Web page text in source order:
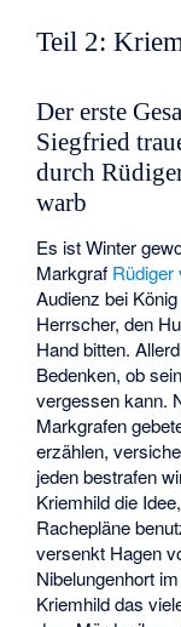
Teil 2:
Der erste
Siegfried
durch
warb
Es ist Winter
Markgraf Rüdiger
Audienz bei
Herrscher, den
Hand bitten.
Bedenken, ob
vergessen kann.
Markgrafen
erzählen,
jeden bestrafen
Kriemhild die
Rachepläne
versenkt Hagen
Nibelungenhort
Kriemhild das